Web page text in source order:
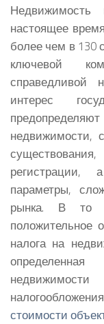
Недвижимость
настоящее
более чем в 130
ключевой
справедливой
интерес
недвижимости,
существования,
регистрации,
параметры,
рынка. В то
положительное
налога на
стоимости